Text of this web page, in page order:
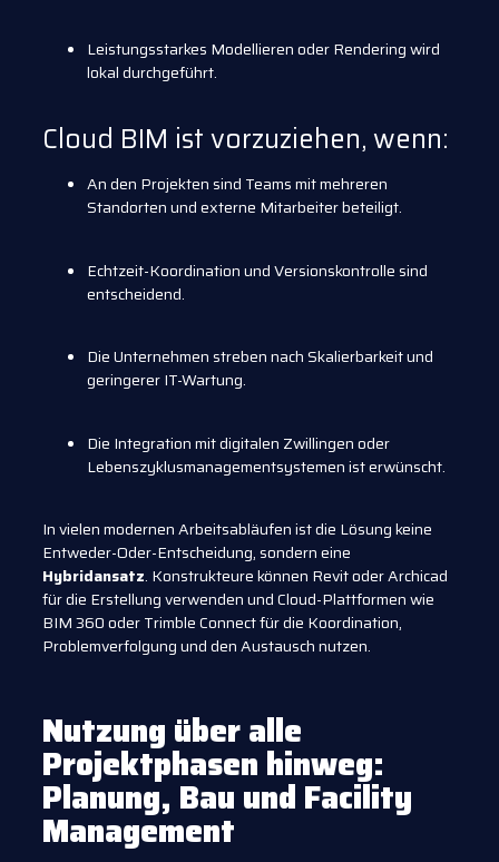
Leistungsstarkes Modellieren oder Rendering wird
lokal durchgeführt.
Cloud BIM ist vorzuziehen, wenn:
An den Projekten sind Teams mit mehreren
Standorten und externe Mitarbeiter beteiligt.
Echtzeit-Koordination und Versionskontrolle sind
entscheidend.
Die Unternehmen streben nach Skalierbarkeit und
geringerer IT-Wartung.
Die Integration mit digitalen Zwillingen oder
Lebenszyklusmanagementsystemen ist erwünscht.
In vielen modernen Arbeitsabläufen ist die Lösung keine
Entweder-Oder-Entscheidung, sondern eine
Hybridansatz. Konstrukteure können Revit oder Archicad
für die Erstellung verwenden und Cloud-Plattformen wie
BIM 360 oder Trimble Connect für die Koordination,
Problemverfolgung und den Austausch nutzen.
Nutzung über alle
Projektphasen hinweg:
Planung, Bau und Facility
Management